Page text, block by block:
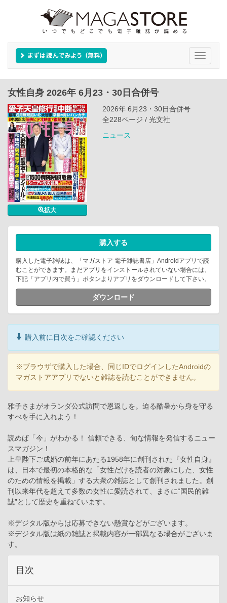
Toggle
女性自身 2026年 6月23・30日合併号
拡大
2026年 6月23・30日合併号
全228ページ / 光文社
ニュース
購入する
購入した電子雑誌は、「マガストア 電子雑誌書店」Androidアプリで読
むことができます。まだアプリをインストールされていない場合には、
下記「アプリ内で買う」ボタンよりアプリをダウンロードして下さい。
ダウンロード
購入前に目次をご確認ください
※ブラウザで購入した場合、同じIDでログインしたAndroidの
マガストアアプリでないと雑誌を読むことができません。
雅子さまがオランダ公式訪問で恩返しを。迫る酷暑から身を守る
すべを手に入れよう！
読めば「今」がわかる！ 信頼できる、旬な情報を発信するニュー
スマガジン！
上皇陛下ご成婚の前年にあたる1958年に創刊された『女性自身』
は、日本で最初の本格的な「女性だけを読者の対象にした、女性
のための情報を掲載」する大衆の雑誌として創刊されました。創
刊以来年代を超えて多数の女性に愛読されて、まさに“国民的雑
誌”として歴史を重ねています。
※デジタル版からは応募できない懸賞などがございます。
※デジタル版は紙の雑誌と掲載内容が一部異なる場合がございま
す。
目次
お知らせ